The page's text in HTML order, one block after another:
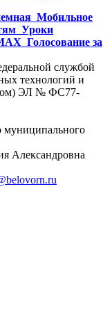
Мобильное
Уроки
Голосование за
службой
технологий и
ЭЛ № ФС77-
муниципального
Александровна